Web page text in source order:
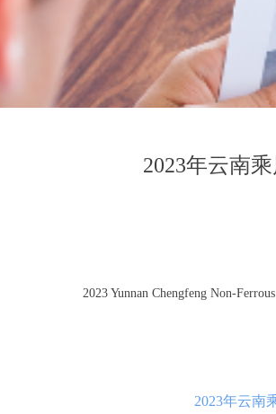
2023年云南
Chengfeng Non-Ferrous Metals Co.,
2023年云南